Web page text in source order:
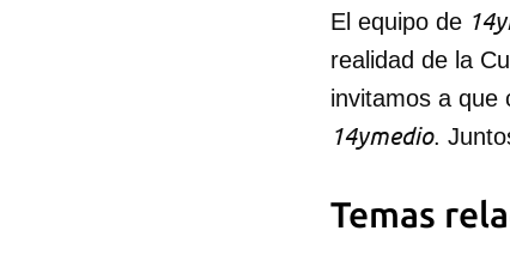
El equipo de
realidad de la
invitamos a que
14ymedio.
Temas